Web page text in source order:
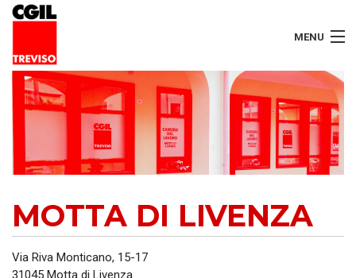
MENU
LAVORATORI
PENSIONATI
SERVIZI
SEGRETERIA
MOTTA DI LIVENZA
Via Riva Monticano, 15-17
31045 Motta di Livenza